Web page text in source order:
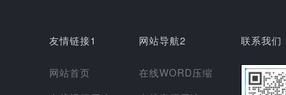
友情链接1
网站首页
网站导航2
在线WORD压缩
联系我们